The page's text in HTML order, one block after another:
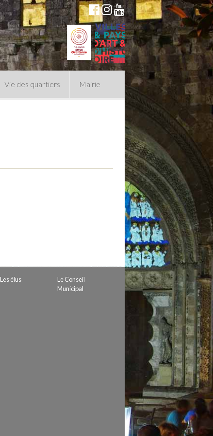
Vie des quartiers Mairie
Les élus
Le Conseil
Municipal